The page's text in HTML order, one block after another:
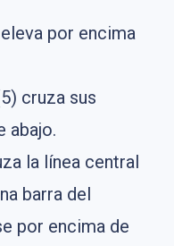
por encima
cruza sus
abajo.
la línea central
barra del
por encima de